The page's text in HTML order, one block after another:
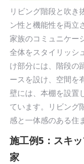
リビング階段と吹き
ン性と機能性を両立
家族のコミュニケー
全体をスタイリッシ
け部分には、階段の
ースを設け、空間を
壁には、本棚を設置
ています。リビング
感と一体感のある住
施工例5：スキ
家